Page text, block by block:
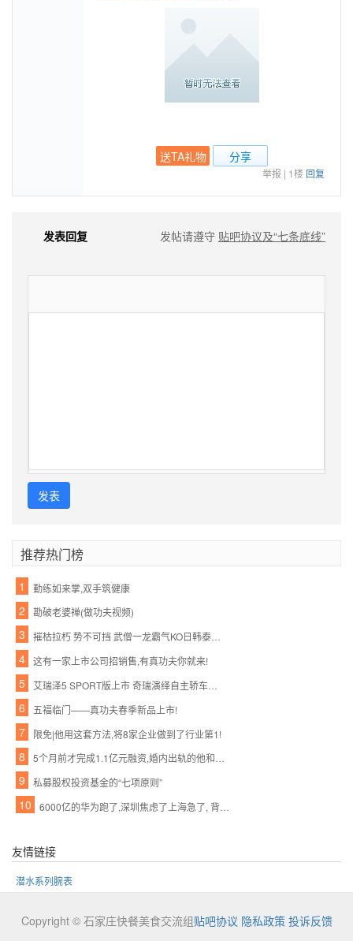
送TA礼物 分享
举报 | 1楼 回复
发表回复 发帖请遵守 贴吧协议及“七条底线”
发表
推荐热门榜
1 勤练如来掌,双手筑健康
2 勘破老婆禅(做功夫视频)
3
4 这有一家上市公司招销售,有真功夫你就来!
5
6 五福临门——真功夫春季新品上市!
7 限免|他用这套方法,将8家企业做到了行业第1!
8 5个月前才完成1.1亿元融资,婚内出轨的他和她怎么就忍不住宣布了呢?
9 私募股权投资基金的“七项原则”
10
友情链接
潜水系列腕表
Copyright © 石家庄快餐美食交流组贴吧协议 隐私政策 投诉反馈